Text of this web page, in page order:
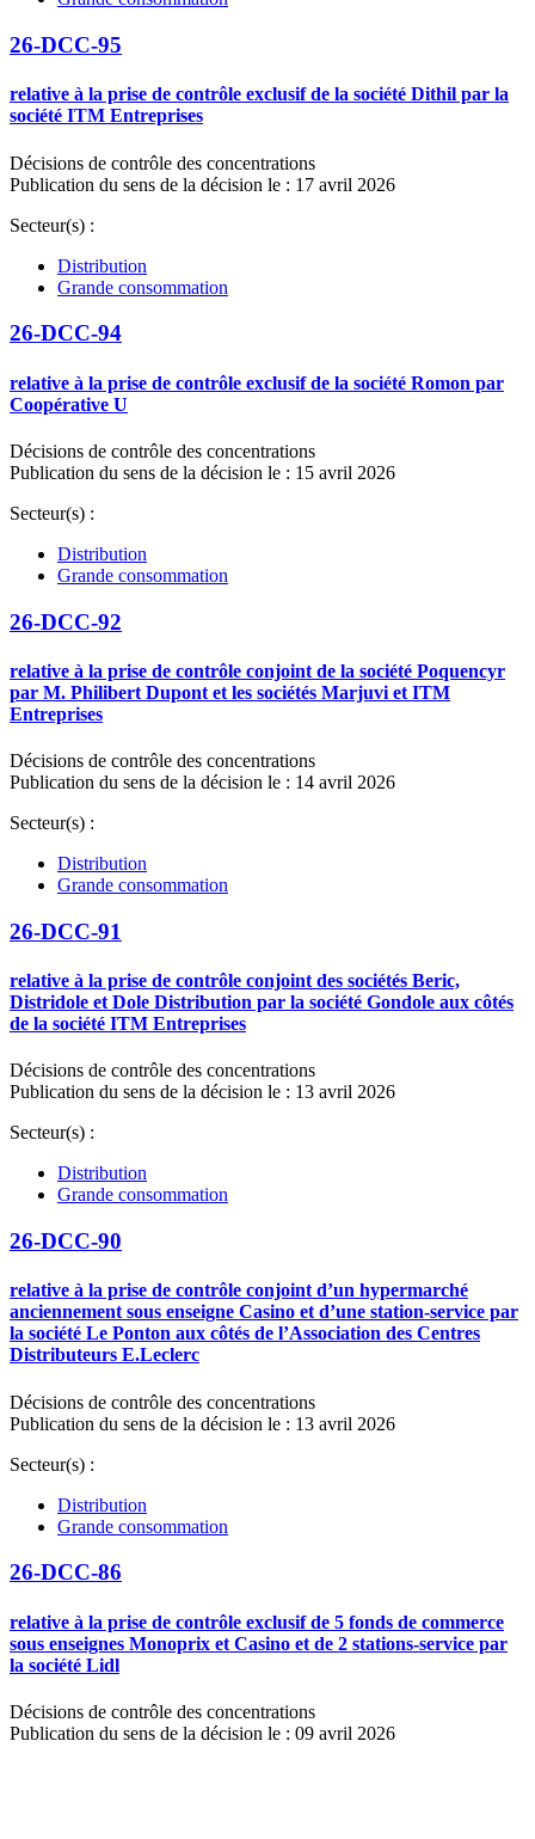
26-DCC-95
relative à la prise de contrôle exclusif de la société Dithil par la
société ITM Entreprises
Décisions de contrôle des concentrations
Publication du sens de la décision le : 17 avril 2026
Secteur(s) :
Distribution
Grande consommation
26-DCC-94
relative à la prise de contrôle exclusif de la société Romon par
Coopérative U
Décisions de contrôle des concentrations
Publication du sens de la décision le : 15 avril 2026
Secteur(s) :
Distribution
Grande consommation
26-DCC-92
relative à la prise de contrôle conjoint de la société Poquencyr
par M. Philibert Dupont et les sociétés Marjuvi et ITM
Entreprises
Décisions de contrôle des concentrations
Publication du sens de la décision le : 14 avril 2026
Secteur(s) :
Distribution
Grande consommation
26-DCC-91
relative à la prise de contrôle conjoint des sociétés Beric,
Distridole et Dole Distribution par la société Gondole aux côtés
de la société ITM Entreprises
Décisions de contrôle des concentrations
Publication du sens de la décision le : 13 avril 2026
Secteur(s) :
Distribution
Grande consommation
26-DCC-90
relative à la prise de contrôle conjoint d’un hypermarché
anciennement sous enseigne Casino et d’une station-service par
la société Le Ponton aux côtés de l’Association des Centres
Distributeurs E.Leclerc
Décisions de contrôle des concentrations
Publication du sens de la décision le : 13 avril 2026
Secteur(s) :
Distribution
Grande consommation
26-DCC-86
relative à la prise de contrôle exclusif de 5 fonds de commerce
sous enseignes Monoprix et Casino et de 2 stations-service par
la société Lidl
Décisions de contrôle des concentrations
Publication du sens de la décision le : 09 avril 2026